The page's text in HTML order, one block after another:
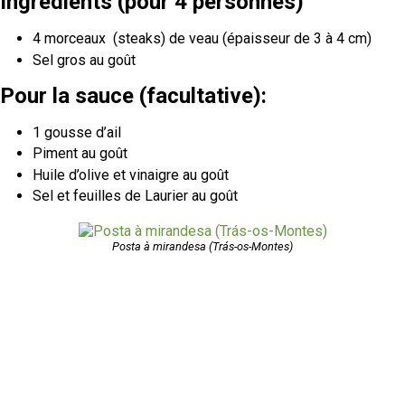
4 morceaux (steaks) de veau (épaisseur de 3 à 4 cm)
Sel gros au goût
Pour la sauce (facultative):
1 gousse d’ail
Piment au goût
Huile d’olive et vinaigre au goût
Sel et feuilles de Laurier au goût
Posta à mirandesa (Trás-os-Montes)